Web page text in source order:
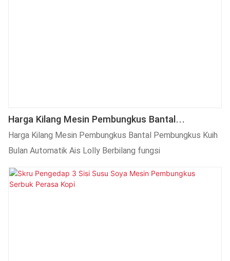
Harga Kilang Mesin Pembungkus Bantal
Pembungkus Kuih Bulan Automatik Ais Lolly
Berbilang Fungsi
Harga Kilang Mesin Pembungkus Bantal Pembungkus Kuih
Bulan Automatik Ais Lolly Berbilang fungsi